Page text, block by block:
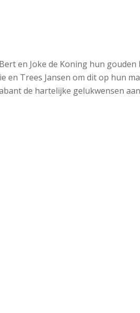
en Joke de Koning hun
en Trees Jansen om dit op hun
de hartelijke gelukwensen